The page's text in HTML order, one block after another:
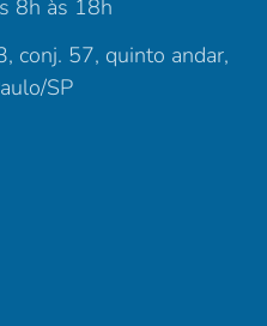
8h às 18h
conj. 57, quinto andar,
SP